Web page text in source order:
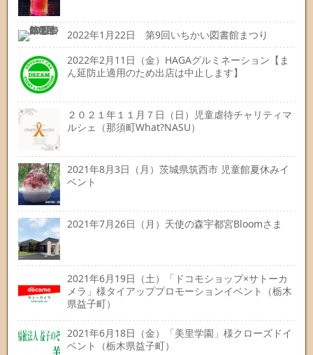
2022年1月22日 第9回いちかい図書館まつり
2022年2月11日（金）HAGAグルミネーション【ま
ん延防止適用のため出店は中止します】
２０２１年１１月７日（日）児童虐待チャリティマ
ルシェ（那須町What?NASU）
2021年8月3日（月）茨城県筑西市 児童館夏休みイ
ベント
2021年7月26日（月）天使の森宇都宮Bloomさま
2021年6月19日（土）「ドコモショップ×サトーカ
メラ」様タイアッププロモーションイベント（栃木
県益子町）
2021年6月18日（金）「美里学園」様クローズドイ
ベント（栃木県益子町）